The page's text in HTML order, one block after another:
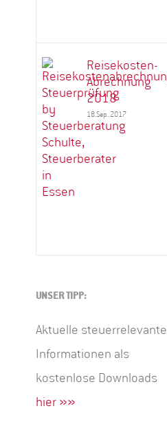
Reisekosten-
Abrechnung
2018
18.Sep..2017
UNSER TIPP:
Aktuelle steuerrelevante
Informationen als
kostenlose Downloads
hier »»